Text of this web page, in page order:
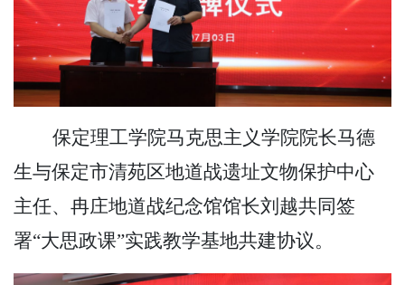
保定理工学院马克思主义学院院长马德
生与保定市清苑区地道战遗址文物保护中心
主任、冉庄地道战纪念馆馆长刘越共同签
署“大思政课”实践教学基地共建协议。